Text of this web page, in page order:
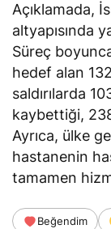
Açıklamada,
altyapısında
Süreç
hedef alan
saldırılarda
kaybettiği,
Ayrıca, ülke
hastanenin
tamamen
Beğendim